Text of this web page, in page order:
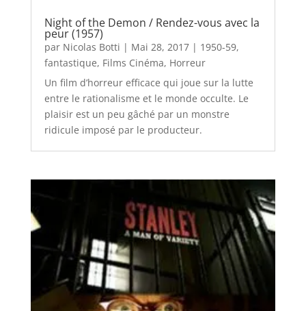
Night of the Demon / Rendez-vous avec la
peur (1957)
par Nicolas Botti | Mai 28, 2017| 1950-59,
fantastique, Films Cinéma, Horreur
Un film d’horreur efficace qui joue sur la lutte
entre le rationalisme et le monde occulte. Le
plaisir est un peu gâché par un monstre
ridicule imposé par le producteur.